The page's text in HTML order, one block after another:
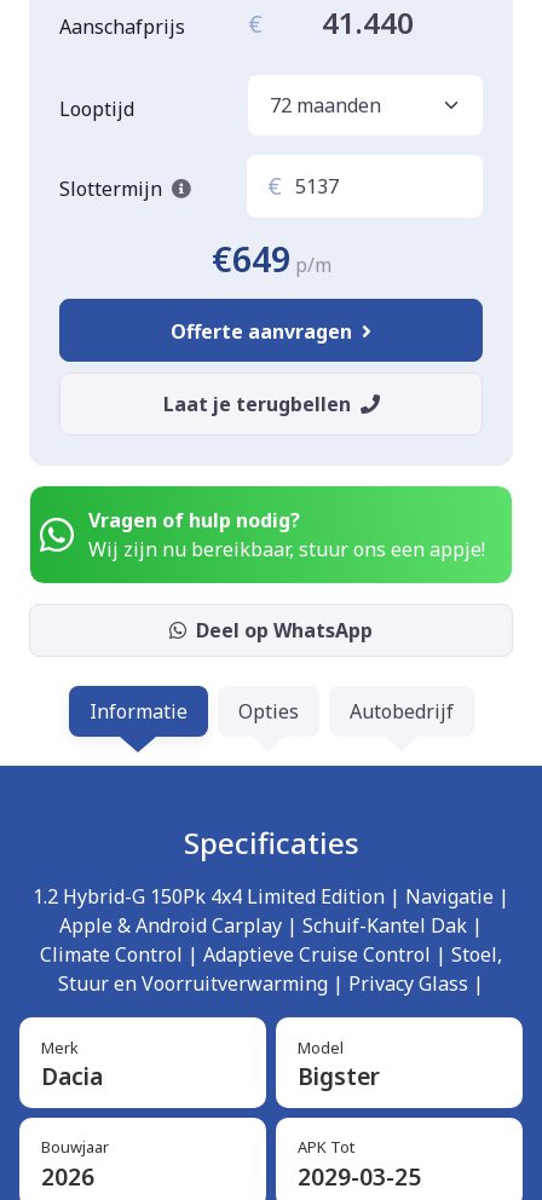
Aanschafprijs € 41.440
Looptijd
Slottermijn €
€649 p/m
Offerte aanvragen
Laat je terugbellen
Vragen of hulp nodig?
Wij zijn nu bereikbaar, stuur ons een appje!
Deel op WhatsApp
Informatie Opties Autobedrijf
Specificaties
1.2 Hybrid-G 150Pk 4x4 Limited Edition | Navigatie |
Apple & Android Carplay | Schuif-Kantel Dak |
Climate Control | Adaptieve Cruise Control | Stoel,
Stuur en Voorruitverwarming | Privacy Glass |
Merk
Dacia
Model
Bigster
Bouwjaar
2026
APK Tot
2029-03-25